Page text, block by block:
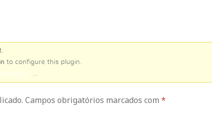
.
to configure this plugin.
guide
Campos obrigatórios marcados com *